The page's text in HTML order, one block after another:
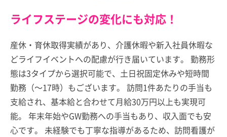
ライフステージの変化にも対応！
産休・育休取得実績があり、介護休暇や新入社員休暇な
どライフイベントへの配慮が行き届いています。 勤務形
態は3タイプから選択可能で、土日祝固定休みや短時間
勤務（～17時）もございます。 訪問1件あたりの手当も
支給され、基本給と合わせて月給30万円以上も実現可
能。 年末年始やGW勤務への手当もあり、収入面でも安
心です。 未経験でも丁寧な指導があるため、訪問看護が